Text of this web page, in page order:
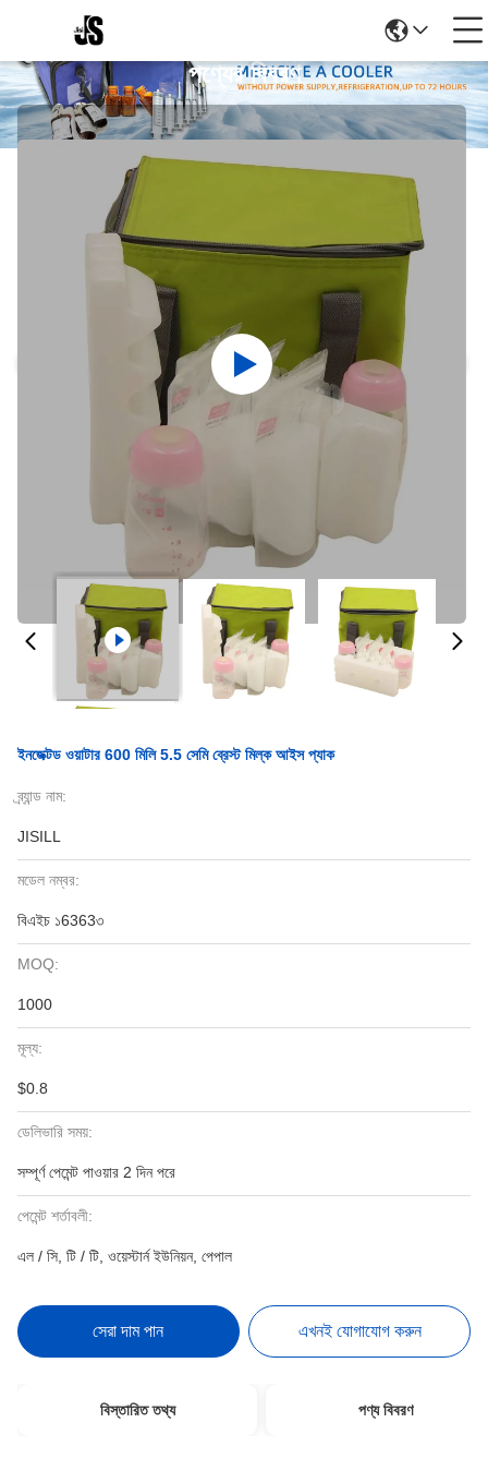
পণ্যের বিবরণ
ইনজেক্টড ওয়াটার 600 মিলি 5.5 সেমি ব্রেস্ট মিল্ক আইস প্যাক
ব্র্যান্ড নাম:
JISILL
মডেল নম্বর:
বিএইচ ১6363৩
MOQ:
1000
মূল্য:
$0.8
ডেলিভারি সময়:
সম্পূর্ণ পেমেন্ট পাওয়ার 2 দিন পরে
পেমেন্ট শর্তাবলী:
এল / সি, টি / টি, ওয়েস্টার্ন ইউনিয়ন, পেপাল
সেরা দাম পান এখনই যোগাযোগ করুন
বিস্তারিত তথ্য পণ্য বিবরণ